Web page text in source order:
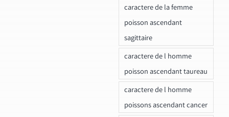
caractere de la femme
poisson ascendant
sagittaire
caractere de l homme
poisson ascendant taureau
caractere de l homme
poissons ascendant cancer